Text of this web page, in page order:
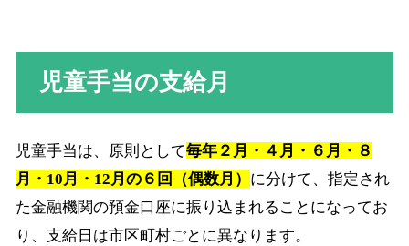
児童手当の支給月
児童手当は、原則として毎年２月・４月・６月・８
月・10月・12月の６回（偶数月） に分けて、指定され
た金融機関の預金口座に振り込まれることになってお
り、支給日は市区町村ごとに異なります。